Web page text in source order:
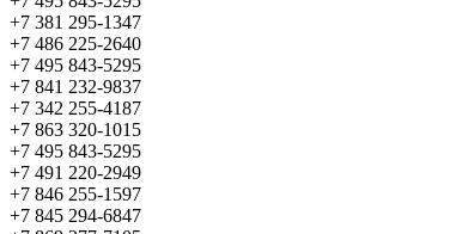
+7 381 295-1347
+7 486 225-2640
+7 495 843-5295
+7 841 232-9837
+7 342 255-4187
+7 863 320-1015
+7 495 843-5295
+7 491 220-2949
+7 846 255-1597
+7 845 294-6847